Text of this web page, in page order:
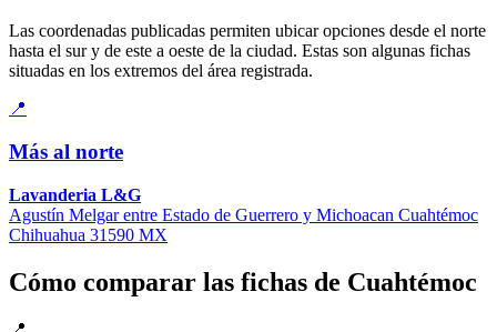
Las coordenadas publicadas permiten ubicar opciones desde el norte
hasta el sur y de este a oeste de la ciudad. Estas son algunas fichas
situadas en los extremos del área registrada.
📍
Más al norte
Lavanderia L&G
Agustín Melgar entre Estado de Guerrero y Michoacan Cuahtémoc
Chihuahua 31590 MX
Cómo comparar las fichas de Cuahtémoc